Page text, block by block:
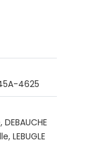
4625
LEBUGLE